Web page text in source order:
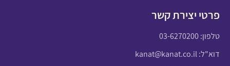
פרטי יצירת קשר
טלפון:03-6270200
דוא"ל:kanat@kanat.co.il